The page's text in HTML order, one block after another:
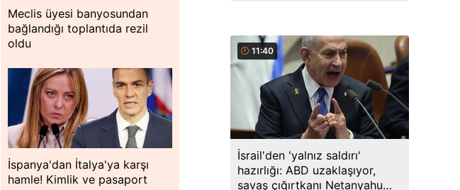
Meclis üyesi banyosundan
bağlandığı toplantıda rezil
oldu
İspanya'dan İtalya'ya karşı
hamle! Kimlik ve pasaport
11:40
İsrail'den 'yalnız saldırı'
hazırlığı: ABD uzaklaşıyor,
savaş çığırtkanı Netanyahu